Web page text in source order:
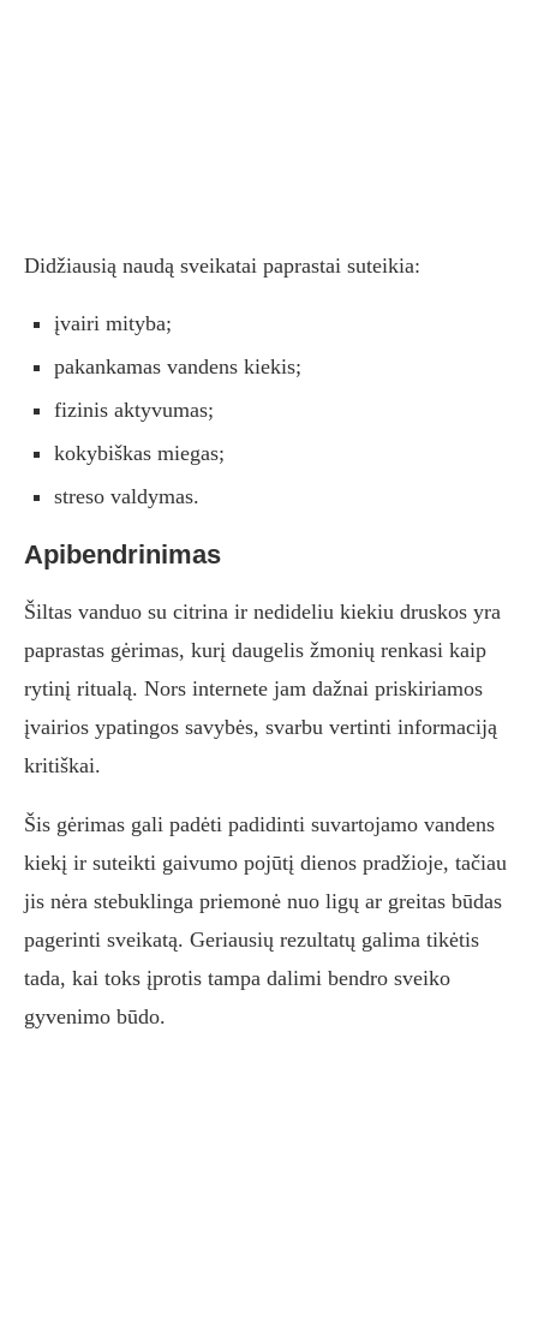
Didžiausią naudą sveikatai paprastai suteikia:
įvairi mityba;
pakankamas vandens kiekis;
fizinis aktyvumas;
kokybiškas miegas;
streso valdymas.
Apibendrinimas
Šiltas vanduo su citrina ir nedideliu kiekiu druskos yra
paprastas gėrimas, kurį daugelis žmonių renkasi kaip
rytinį ritualą. Nors internete jam dažnai priskiriamos
įvairios ypatingos savybės, svarbu vertinti informaciją
kritiškai.
Šis gėrimas gali padėti padidinti suvartojamo vandens
kiekį ir suteikti gaivumo pojūtį dienos pradžioje, tačiau
jis nėra stebuklinga priemonė nuo ligų ar greitas būdas
pagerinti sveikatą. Geriausių rezultatų galima tikėtis
tada, kai toks įprotis tampa dalimi bendro sveiko
gyvenimo būdo.